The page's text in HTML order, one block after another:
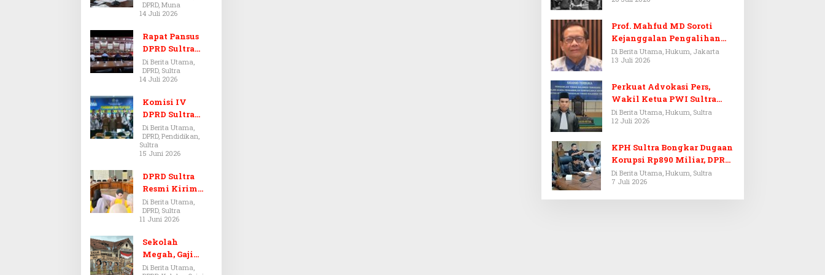
Dugaan Jual
Beli Tanah
Bermasalah di
Muna
DPRD, Muna
14 Juli 2026
Rapat Pansus
DPRD Sultra
Diskors Dua
Kali Akibat
Ketidakhadira
n Pj Sekda
Di Berita Utama,
DPRD, Sultra
14 Juli 2026
Komisi IV
DPRD Sultra
Kawal Hak
Guru,
Rencanakan
Pendidikan
Di Berita Utama,
DPRD, Pendidikan,
Sultra
15 Juni 2026
DPRD Sultra
Resmi Kirim
Aspirasi Tolak
Peraturan
BPOM No. 5
Tahun 2026 ke
Komisi IX DPR
Di Berita Utama,
DPRD, Sultra
11 Juni 2026
Sekolah
Megah, Gaji
Guru Berdarah-
Di Berita Utama,
Prof. Mahfud MD Soroti
Kejanggalan Pengalihan
Penyelidikan Tersangka
Febrie Adriansyah
Di Berita Utama, Hukum, Jakarta
13 Juli 2026
Perkuat Advokasi Pers,
Wakil Ketua PWI Sultra
Resmi Dilantik Menjadi
Advokat PERADI
Di Berita Utama, Hukum, Sultra
12 Juli 2026
KPH Sultra Bongkar Dugaan
Korupsi Rp890 Miliar, DPRD
Sultra Gelar RDP
Di Berita Utama, Hukum, Sultra
7 Juli 2026